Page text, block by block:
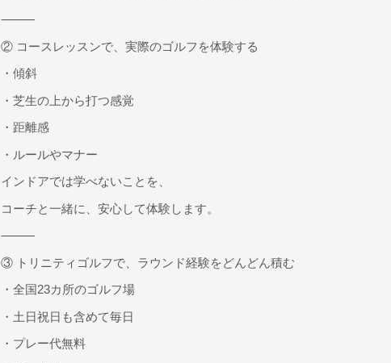
⸻
② コースレッスンで、実際のゴルフを体験する
・傾斜
・芝生の上から打つ感覚
・距離感
・ルールやマナー
インドアでは学べないことを、
コーチと一緒に、安心して体験します。
⸻
③ トリニティゴルフで、ラウンド経験をどんどん積む
・全国23カ所のゴルフ場
・土日祝日も含めて毎日
・プレー代無料